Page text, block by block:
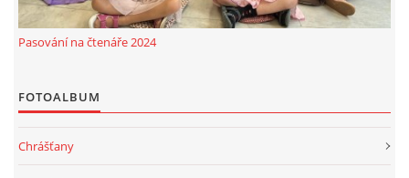
Pasování na čtenáře 2024
FOTOALBUM
Chrášťany